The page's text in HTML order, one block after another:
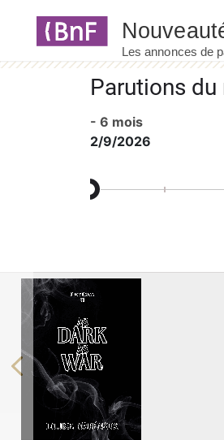
Parutions
- 6 mois
2/9/2026
Previous